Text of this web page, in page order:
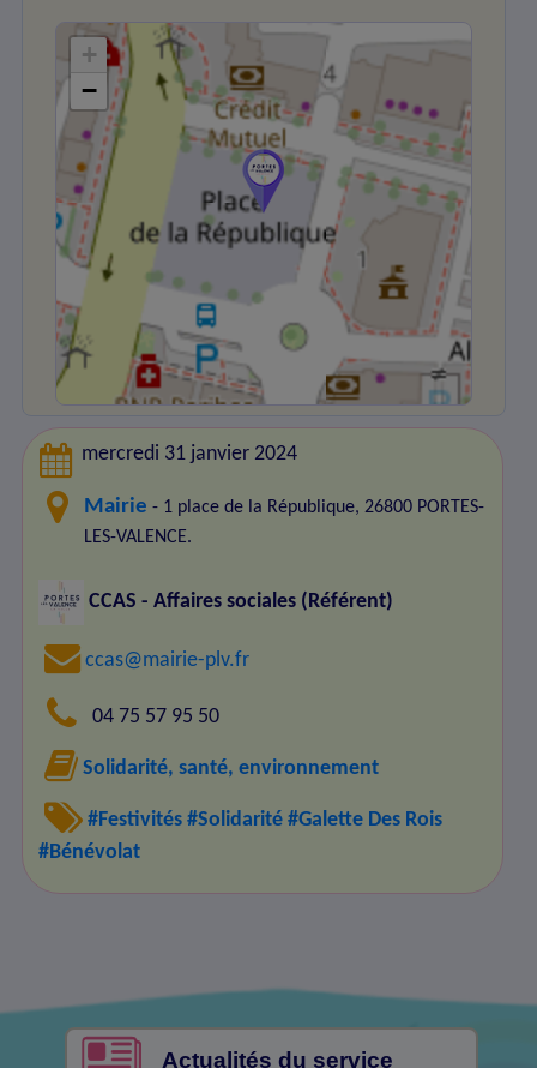
+
−
mercredi 31 janvier 2024
Mairie- 1 place de la République, 26800 PORTES-
LES-VALENCE.
CCAS - Affaires sociales (Référent)
ccas@mairie-plv.fr
04 75 57 95 50
Solidarité, santé, environnement
#Festivités #Solidarité #Galette Des Rois
#Bénévolat
Actualités du service